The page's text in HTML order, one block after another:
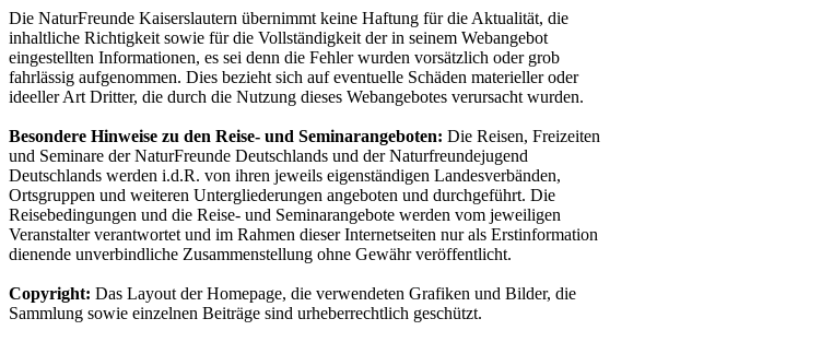
Die NaturFreunde Kaiserslautern übernimmt keine Haftung für die Aktualität, die
inhaltliche Richtigkeit sowie für die Vollständigkeit der in seinem Webangebot
eingestellten Informationen, es sei denn die Fehler wurden vorsätzlich oder grob
fahrlässig aufgenommen. Dies bezieht sich auf eventuelle Schäden materieller oder
ideeller Art Dritter, die durch die Nutzung dieses Webangebotes verursacht wurden.
Besondere Hinweise zu den Reise- und Seminarangeboten: Die Reisen, Freizeiten
und Seminare der NaturFreunde Deutschlands und der Naturfreundejugend
Deutschlands werden i.d.R. von ihren jeweils eigenständigen Landesverbänden,
Ortsgruppen und weiteren Untergliederungen angeboten und durchgeführt. Die
Reisebedingungen und die Reise- und Seminarangebote werden vom jeweiligen
Veranstalter verantwortet und im Rahmen dieser Internetseiten nur als Erstinformation
dienende unverbindliche Zusammenstellung ohne Gewähr veröffentlicht.
Copyright: Das Layout der Homepage, die verwendeten Grafiken und Bilder, die
Sammlung sowie einzelnen Beiträge sind urheberrechtlich geschützt.